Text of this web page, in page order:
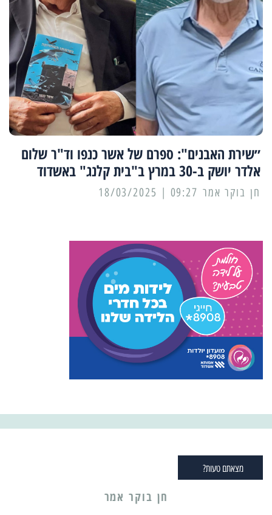
״שירת האבנים": ספרם של אשר כנפו וד"ר שלום
אלדר יושק ב-30 במרץ ב"בית קלנג" באשדוד
09:27 | 18/03/2025
מצאתם טעות?